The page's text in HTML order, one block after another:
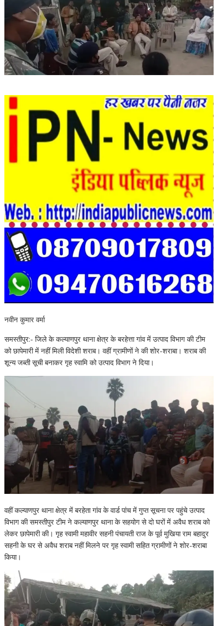
नवीन कुमार वर्मा
समस्तीपुर:- जिले के कल्याणपुर थाना क्षेत्र के बरहेत्ता गांव में उत्पाद विभाग की टीम
को छापेमारी में नहीं मिली विदेशी शराब। वहीं ग्रामीणों ने की शोर-शराबा। शराब की
शून्य जब्ती सूची बनाकर गृह स्वामि को उत्पाद विभाग ने दिया।
वहीं कल्याणपुर थाना क्षेत्र में बरहेता गांव के वार्ड पांच में गुप्त सूचना पर पहुंचे उत्पाद
विभाग की समस्तीपुर टीम ने कल्याणपुर थाना के सहयोग से दो घरों में अवैध शराब को
लेकर छापेमारी की। गृह स्वामी महावीर सहनी पंचायती राज के पूर्व मुखिया राम बहादुर
सहनी के घर से अवैध शराब नहीं मिलने पर गृह स्वामी सहित ग्रामीणों ने शोर-शराबा
किया।